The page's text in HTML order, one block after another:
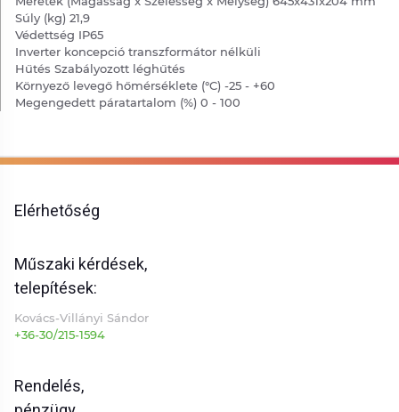
Súly (kg) 21,9
Védettség IP65
Inverter koncepció transzformátor nélküli
Hűtés Szabályozott léghűtés
Környező levegő hőmérséklete (°C) -25 - +60
Megengedett páratartalom (%) 0 - 100
Elérhetőség
Műszaki kérdések,
telepítések:
Kovács-Villányi Sándor
+36-30/215-1594
Rendelés,